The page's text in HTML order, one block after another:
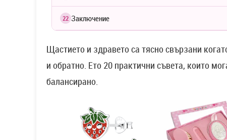
22 Заключение
Щастието и здравето са тясно свързани
и обратно. Ето 20 практични съвета, които
балансирано.